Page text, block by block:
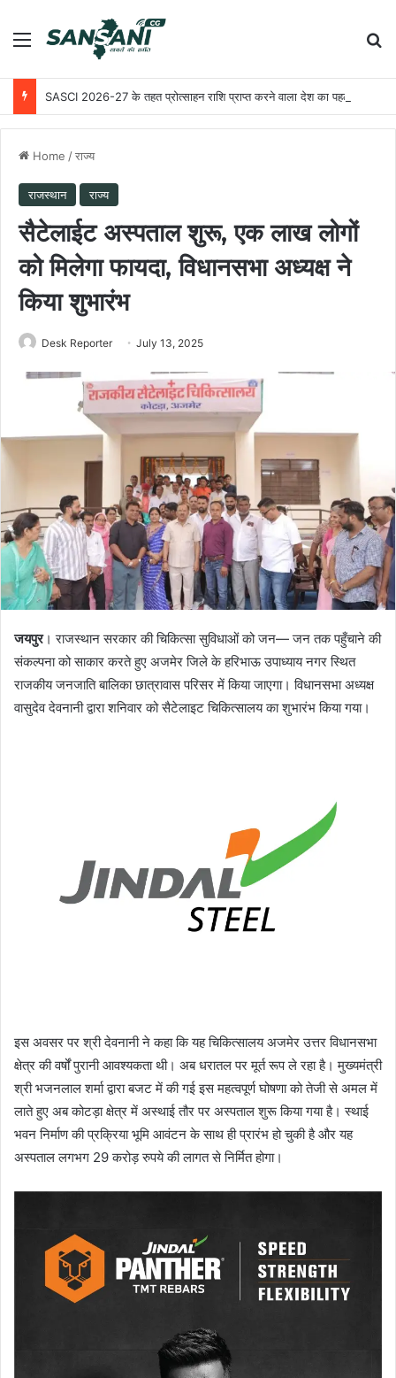
Menu
Home /राज्य
राजस्थान राज्य
सैटेलाईट अस्पताल शुरू, एक लाख लोगों
को मिलेगा फायदा, विधानसभा अध्यक्ष ने
किया शुभारंभ
Desk Reporter July 13, 2025
जयपुर। राजस्थान सरकार की चिकित्सा सुविधाओं को जन— जन तक पहुँचाने की
संकल्पना को साकार करते हुए अजमेर जिले के हरिभाऊ उपाध्याय नगर स्थित
राजकीय जनजाति बालिका छात्रावास परिसर में किया जाएगा। विधानसभा अध्यक्ष
वासुदेव देवनानी द्वारा शनिवार को सैटेलाइट चिकित्सालय का शुभारंभ किया गया।
इस अवसर पर श्री देवनानी ने कहा कि यह चिकित्सालय अजमेर उत्तर विधानसभा
क्षेत्र की वर्षों पुरानी आवश्यकता थी। अब धरातल पर मूर्त रूप ले रहा है। मुख्यमंत्री
श्री भजनलाल शर्मा द्वारा बजट में की गई इस महत्वपूर्ण घोषणा को तेजी से अमल में
लाते हुए अब कोटड़ा क्षेत्र में अस्थाई तौर पर अस्पताल शुरू किया गया है। स्थाई
भवन निर्माण की प्रक्रिया भूमि आवंटन के साथ ही प्रारंभ हो चुकी है और यह
अस्पताल लगभग 29 करोड़ रुपये की लागत से निर्मित होगा।